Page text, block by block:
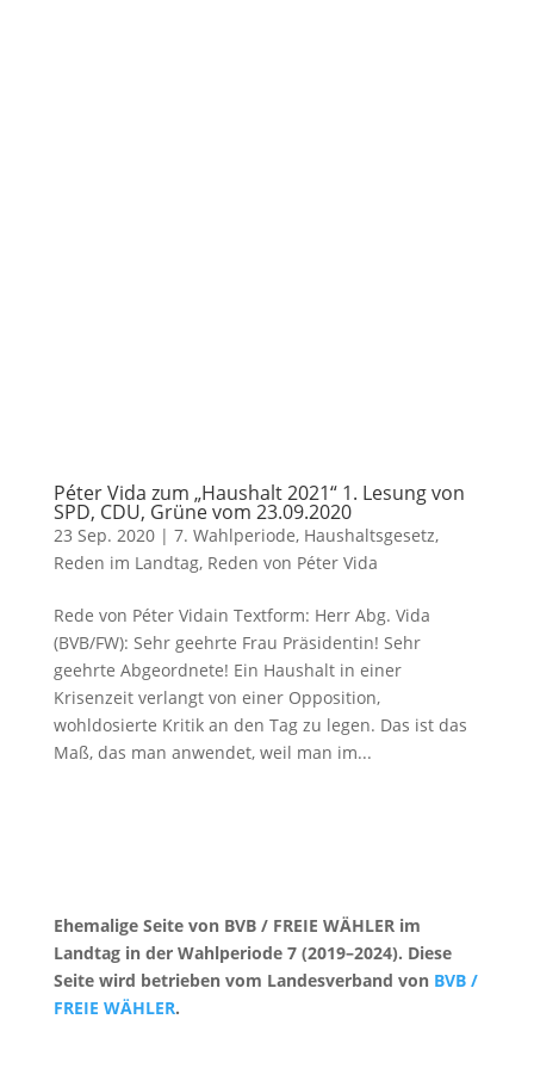
Péter Vida zum „Haushalt 2021“ 1. Lesung von
SPD, CDU, Grüne vom 23.09.2020
23 Sep. 2020| 7. Wahlperiode, Haushaltsgesetz,
Reden im Landtag, Reden von Péter Vida
Rede von Péter Vidain Textform: Herr Abg. Vida
(BVB/FW): Sehr geehrte Frau Präsidentin! Sehr
geehrte Abgeordnete! Ein Haushalt in einer
Krisenzeit verlangt von einer Opposition,
wohldosierte Kritik an den Tag zu legen. Das ist das
Maß, das man anwendet, weil man im...
Ehemalige Seite von BVB / FREIE WÄHLER im
Landtag in der Wahlperiode 7 (2019–2024). Diese
Seite wird betrieben vom Landesverband von BVB /
FREIE WÄHLER.